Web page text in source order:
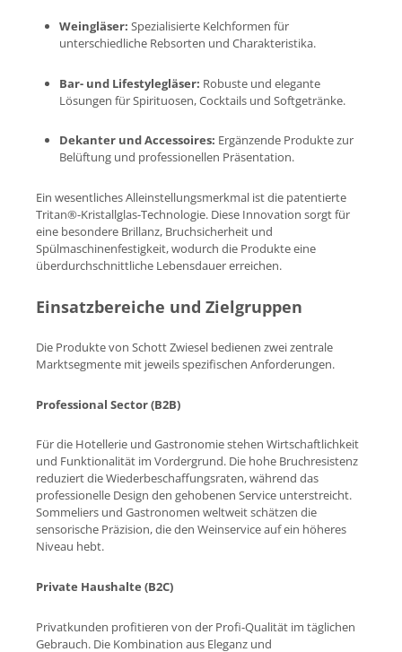
Weingläser: Spezialisierte Kelchformen für
unterschiedliche Rebsorten und Charakteristika.
Bar- und Lifestylegläser: Robuste und elegante
Lösungen für Spirituosen, Cocktails und Softgetränke.
Dekanter und Accessoires: Ergänzende Produkte zur
Belüftung und professionellen Präsentation.
Ein wesentliches Alleinstellungsmerkmal ist die patentierte
Tritan®-Kristallglas-Technologie. Diese Innovation sorgt für
eine besondere Brillanz, Bruchsicherheit und
Spülmaschinenfestigkeit, wodurch die Produkte eine
überdurchschnittliche Lebensdauer erreichen.
Einsatzbereiche und Zielgruppen
Die Produkte von Schott Zwiesel bedienen zwei zentrale
Marktsegmente mit jeweils spezifischen Anforderungen.
Professional Sector (B2B)
Für die Hotellerie und Gastronomie stehen Wirtschaftlichkeit
und Funktionalität im Vordergrund. Die hohe Bruchresistenz
reduziert die Wiederbeschaffungsraten, während das
professionelle Design den gehobenen Service unterstreicht.
Sommeliers und Gastronomen weltweit schätzen die
sensorische Präzision, die den Weinservice auf ein höheres
Niveau hebt.
Private Haushalte (B2C)
Privatkunden profitieren von der Profi-Qualität im täglichen
Gebrauch. Die Kombination aus Eleganz und